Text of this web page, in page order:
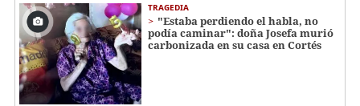
TRAGEDIA
"Estaba perdiendo el habla, no
podía caminar": doña Josefa murió
carbonizada en su casa en Cortés